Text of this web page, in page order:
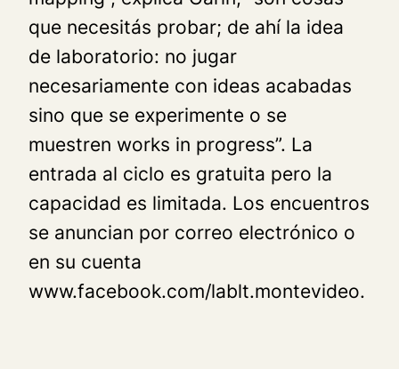
que necesitás probar; de ahí la idea
de laboratorio: no jugar
necesariamente con ideas acabadas
sino que se experimente o se
muestren works in progress”. La
entrada al ciclo es gratuita pero la
capacidad es limitada. Los encuentros
se anuncian por correo electrónico o
en su cuenta
www.facebook.com/lablt.montevideo.